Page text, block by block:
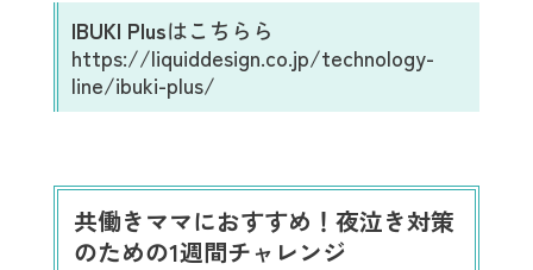
IBUKI Plusはこちらら
https://liquiddesign.co.jp/technology-
line/ibuki-plus/
共働きママにおすすめ！夜泣き対策
のための1週間チャレンジ